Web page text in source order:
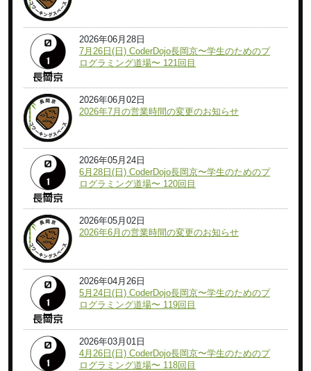
2026年06月28日
7月26日(日) CoderDojo長岡京〜学生のためのプ
ログラミング道場〜 121回目
2026年06月02日
2026年7月の営業時間の変更のお知らせ
2026年05月24日
6月28日(日) CoderDojo長岡京〜学生のためのプ
ログラミング道場〜 120回目
2026年05月02日
2026年6月の営業時間の変更のお知らせ
2026年04月26日
5月24日(日) CoderDojo長岡京〜学生のためのプ
ログラミング道場〜 119回目
2026年03月01日
4月26日(日) CoderDojo長岡京〜学生のためのプ
ログラミング道場〜 118回目